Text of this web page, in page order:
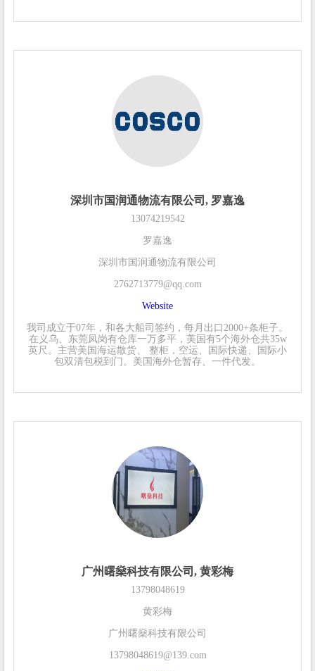
深圳市国润通物流有限公司, 罗嘉逸
13074219542
罗嘉逸
深圳市国润通物流有限公司
2762713779@qq.com
Website
我司成立于07年，和各大船司签约，每月出口2000+条柜子。
在义乌、东莞凤岗有仓库一万多平，美国有5个海外仓共35w
英尺。主营美国海运散货、 整柜，空运、国际快递、国际小
包双清包税到门。美国海外仓暂存、一件代发。
广州曙燊科技有限公司, 黄彩梅
13798048619
黄彩梅
广州曙燊科技有限公司
13798048619@139.com